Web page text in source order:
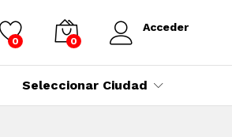
0 0
Acceder
Seleccionar Ciudad